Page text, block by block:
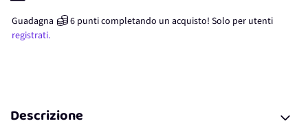
Guadagna 6 punticompletando un acquisto! Solo per utenti
registrati.
Descrizione